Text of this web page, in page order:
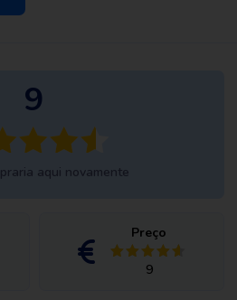
Preço
9
9
aqui novamente